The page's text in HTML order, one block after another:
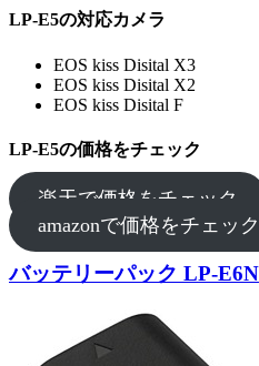
LP-E5の対応カメラ
EOS kiss Disital X3
EOS kiss Disital X2
EOS kiss Disital F
LP-E5の価格をチェック
楽天で価格をチェック
amazonで価格をチェック
バッテリーパック LP-E6N